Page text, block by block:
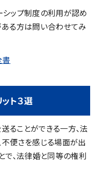
ップ制度の利用が認め
る方は問い合わせてみ
書
ト３選
ることができる一方、法
便さを感じる場面が出
で、法律婚と同等の権利